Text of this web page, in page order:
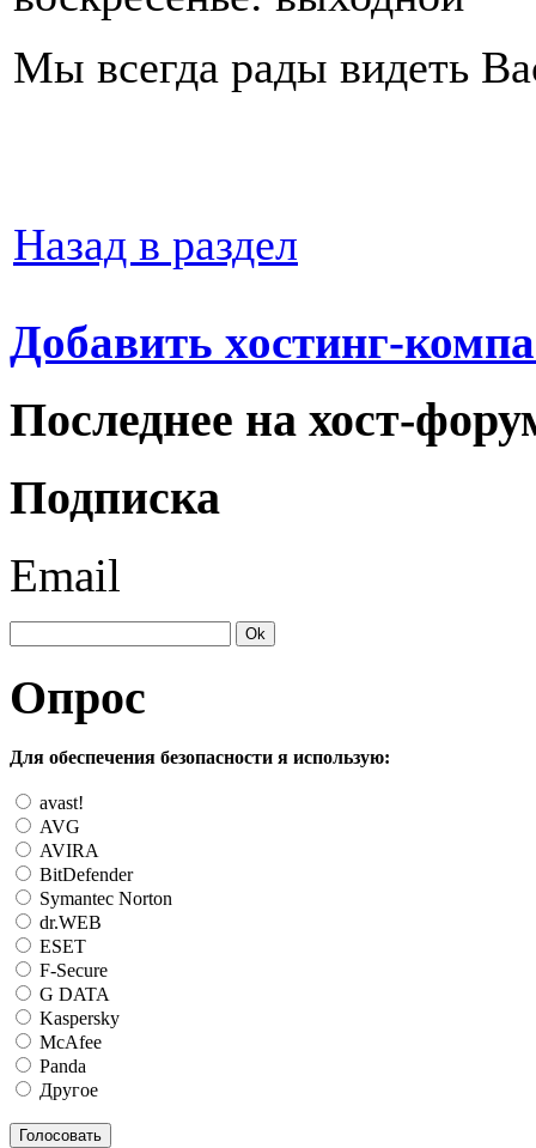
Мы всегда рады видеть
Назад в раздел
Добавить хостинг-
Последнее на хост-
Подписка
Email
Опрос
Для обеспечения безопасности я использую:
avast!
AVG
AVIRA
BitDefender
Symantec Norton
dr.WEB
ESET
F-Secure
G DATA
Kaspersky
McAfee
Panda
Другое